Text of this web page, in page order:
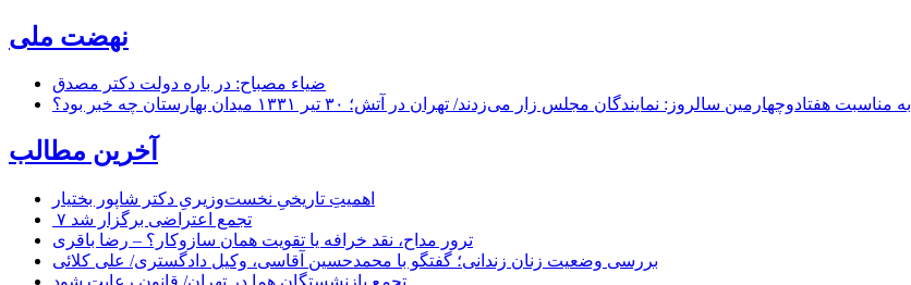
نهضت ملی
ضیاء مصباح: در باره دولت دکتر مصدق
به مناسبت هفتادوچهارمین سالروز: نمایندگان مجلس زار می‌زدند/ تهران در آتش؛ ۳۰ تیر ۱۳۳۱ میدان بهارستان چه خبر بود؟
آخرین مطالب
اهمیتِ تاریخیِ نخست‌وزیریِ دکتر شاپور بختیار
۷ تجمع اعتراضی برگزار شد
ترور مداح، نقد خرافه یا تقویت همان سازوکار؟ – رضا باقری
بررسی وضعیت زنان زندانی؛ گفتگو با محمدحسین آقاسی، وکیل دادگستری/ علی کلائی